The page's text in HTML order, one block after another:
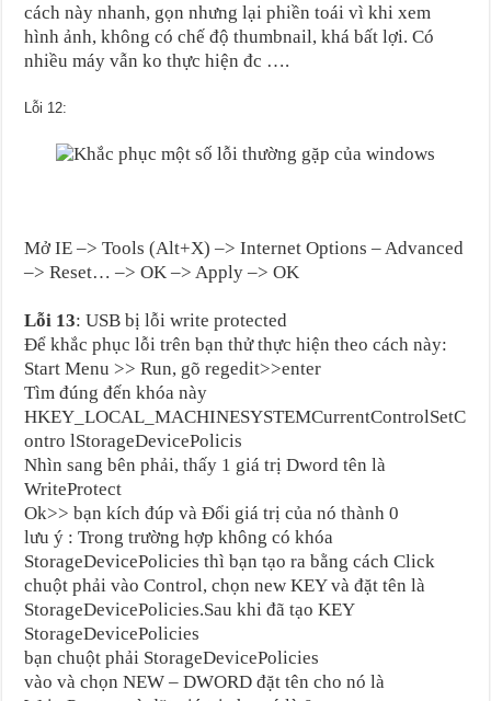
cách này nhanh, gọn nhưng lại phiền toái vì khi xem
hình ảnh, không có chế độ thumbnail, khá bất lợi. Có
nhiều máy vẫn ko thực hiện đc ….
Lỗi 12:
Mở IE –> Tools (Alt+X) –> Internet Options – Advanced
–> Reset… –> OK –> Apply –> OK
Lỗi 13: USB bị lỗi write protected
Để khắc phục lỗi trên bạn thử thực hiện theo cách này:
Start Menu >> Run, gõ regedit>>enter
Tìm đúng đến khóa này
HKEY_LOCAL_MACHINESYSTEMCurrentControlSetC
ontro lStorageDevicePolicis
Nhìn sang bên phải, thấy 1 giá trị Dword tên là
WriteProtect
Ok>> bạn kích đúp và Đổi giá trị của nó thành 0
lưu ý : Trong trường hợp không có khóa
StorageDevicePolicies thì bạn tạo ra bằng cách Click
chuột phải vào Control, chọn new KEY và đặt tên là
StorageDevicePolicies.Sau khi đã tạo KEY
StorageDevicePolicies
bạn chuột phải StorageDevicePolicies
vào và chọn NEW – DWORD đặt tên cho nó là